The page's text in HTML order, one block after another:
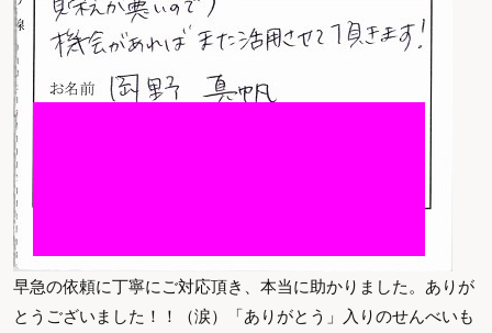
早急の依頼に丁寧にご対応頂き、本当に助かりました。ありが
とうございました！！（涙）「ありがとう」入りのせんべいも